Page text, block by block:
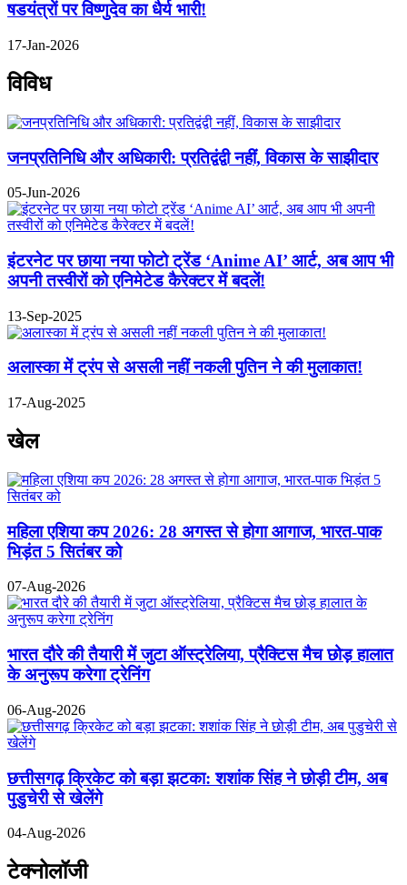
षडयंत्रों पर विष्णुदेव का धैर्य भारी!
17-Jan-2026
विविध
जनप्रतिनिधि और अधिकारी: प्रतिद्वंद्वी नहीं, विकास के साझीदार
05-Jun-2026
इंटरनेट पर छाया नया फोटो ट्रेंड ‘Anime AI’ आर्ट, अब आप भी
अपनी तस्वीरों को एनिमेटेड कैरेक्टर में बदलें!
13-Sep-2025
अलास्का में ट्रंप से असली नहीं नकली पुतिन ने की मुलाकात!
17-Aug-2025
खेल
महिला एशिया कप 2026: 28 अगस्त से होगा आगाज, भारत-पाक
भिड़ंत 5 सितंबर को
07-Aug-2026
भारत दौरे की तैयारी में जुटा ऑस्ट्रेलिया, प्रैक्टिस मैच छोड़ हालात
के अनुरूप करेगा ट्रेनिंग
06-Aug-2026
छत्तीसगढ़ क्रिकेट को बड़ा झटका: शशांक सिंह ने छोड़ी टीम, अब
पुडुचेरी से खेलेंगे
04-Aug-2026
टेक्नोलॉजी